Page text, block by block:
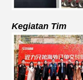
Kegiatan Tim